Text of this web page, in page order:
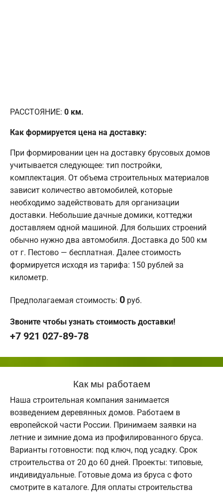
РАССТОЯНИЕ: 0 км.
Как формируется цена на доставку:
При формировании цен на доставку брусовых домов
учитывается следующее: тип постройки,
комплектация. От объема строительных материалов
зависит количество автомобилей, которые
необходимо задействовать для организации
доставки. Небольшие дачные домики, коттеджи
доставляем одной машиной. Для больших строений
обычно нужно два автомобиля. Доставка до 500 км
от г. Пестово — бесплатная. Далее стоимость
формируется исходя из тарифа: 150 рублей за
километр.
Предполагаемая стоимость: 0 руб.
Звоните чтобы узнать стоимость доставки!
+7 921 027-89-78
Как мы работаем
Наша строительная компания занимается
возведением деревянных домов. Работаем в
европейской части России. Принимаем заявки на
летние и зимние дома из профилированного бруса.
Варианты готовности: под ключ, под усадку. Срок
строительства от 20 до 60 дней. Проекты: типовые,
индивидуальные. Готовые дома из бруса с фото
смотрите в каталоге. Для оплаты строительства